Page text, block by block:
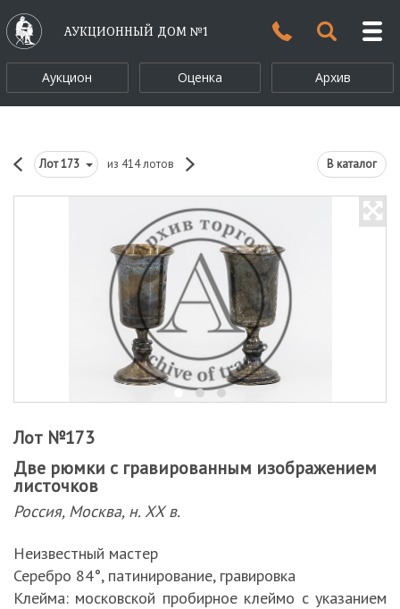
АУКЦИОННЫЙ ДОМ №1
Аукцион Оценка Архив
Лот173 из 414 лотов В каталог
Лот №173
Две рюмки с гравированным изображением
листочков
Россия, Москва, н. ХХ в.
Неизвестный мастер
Серебро 84°, патинирование, гравировка
Клейма: московской пробирное клеймо с указанием